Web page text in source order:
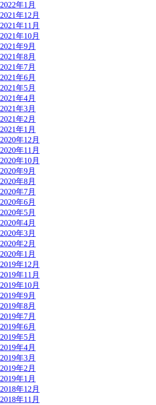
2022年1月
2021年12月
2021年11月
2021年10月
2021年9月
2021年8月
2021年7月
2021年6月
2021年5月
2021年4月
2021年3月
2021年2月
2021年1月
2020年12月
2020年11月
2020年10月
2020年9月
2020年8月
2020年7月
2020年6月
2020年5月
2020年4月
2020年3月
2020年2月
2020年1月
2019年12月
2019年11月
2019年10月
2019年9月
2019年8月
2019年7月
2019年6月
2019年5月
2019年4月
2019年3月
2019年2月
2019年1月
2018年12月
2018年11月